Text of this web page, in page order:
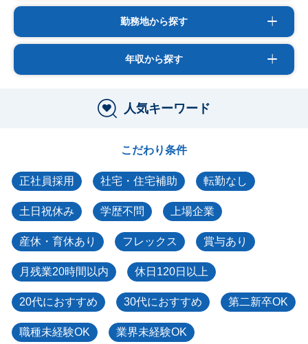
勤務地から探す
年収から探す
人気キーワード
こだわり条件
正社員採用 社宅・住宅補助 転勤なし
土日祝休み 学歴不問 上場企業
産休・育休あり フレックス 賞与あり
月残業20時間以内 休日120日以上
20代におすすめ 30代におすすめ 第二新卒OK
職種未経験OK 業界未経験OK